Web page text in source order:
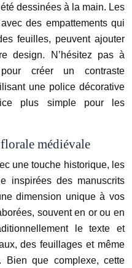
dessinées à la main. Les
des empattements qui
feuilles, peuvent ajouter
design. N’hésitez pas à
créer un contraste
une police décorative
plus simple pour les
médiévale
une touche historique, les
inspirées des manuscrits
dimension unique à vos
souvent en or ou en
le texte et
des feuillages et même
Bien que complexe, cette